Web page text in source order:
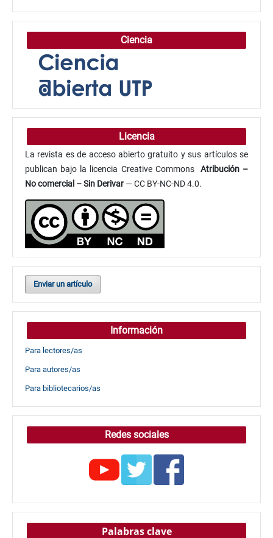
Ciencia
Licencia
La revista es de acceso abierto gratuito y sus artículos se
publican bajo la licencia Creative Commons
Atribución–
No comercial – Sin Derivar — CC BY-NC-ND 4.0.
Enviar un artículo
Información
Para lectores/as
Para autores/as
Para bibliotecarios/as
Redes sociales
Palabras clave